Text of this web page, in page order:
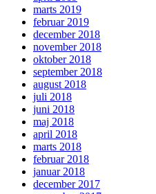
marts 2019
februar 2019
december 2018
november 2018
oktober 2018
september 2018
august 2018
juli 2018
juni 2018
maj 2018
april 2018
marts 2018
februar 2018
januar 2018
december 2017